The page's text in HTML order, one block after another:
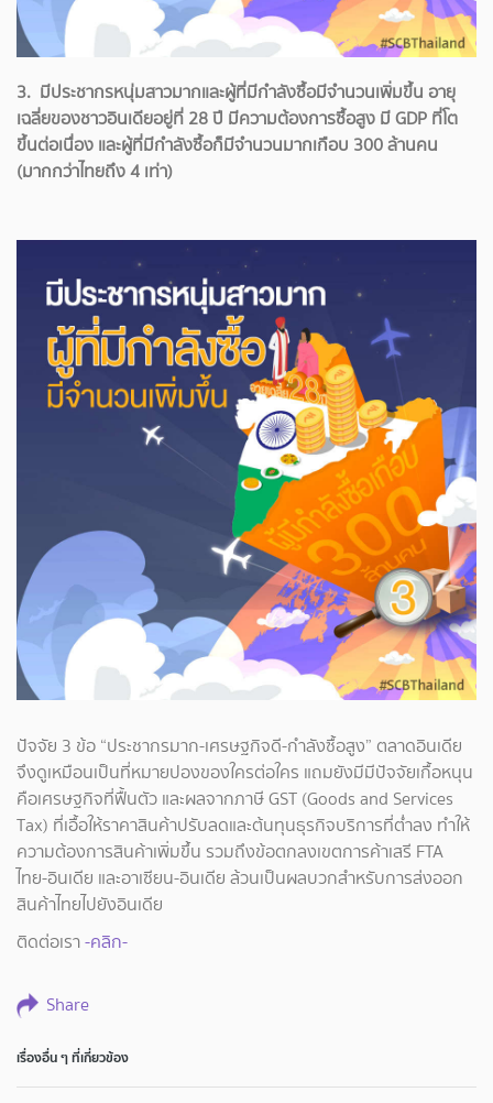
3. มีประชากรหนุ่มสาวมากและผู้ที่มีกำลังซื้อมีจำนวนเพิ่มขึ้น อายุ
เฉลี่ยของชาวอินเดียอยู่ที่ 28 ปี มีความต้องการซื้อสูง มี GDP ที่โต
ขึ้นต่อเนื่อง และผู้ที่มีกำลังซื้อก็มีจำนวนมากเกือบ 300 ล้านคน
(มากกว่าไทยถึง 4 เท่า)
ปัจจัย 3 ข้อ “ประชากรมาก-เศรษฐกิจดี-กำลังซื้อสูง” ตลาดอินเดีย
จึงดูเหมือนเป็นที่หมายปองของใครต่อใคร แถมยังมีมีปัจจัยเกื้อหนุน
คือเศรษฐกิจที่ฟื้นตัว และผลจากภาษี GST (Goods and Services
Tax) ที่เอื้อให้ราคาสินค้าปรับลดและต้นทุนธุรกิจบริการที่ต่ำลง ทำให้
ความต้องการสินค้าเพิ่มขึ้น รวมถึงข้อตกลงเขตการค้าเสรี FTA
ไทย-อินเดีย และอาเซียน-อินเดีย ล้วนเป็นผลบวกสำหรับการส่งออก
สินค้าไทยไปยังอินเดีย
ติดต่อเรา-คลิก-
Share
เรื่องอื่น ๆ ที่เกี่ยวข้อง